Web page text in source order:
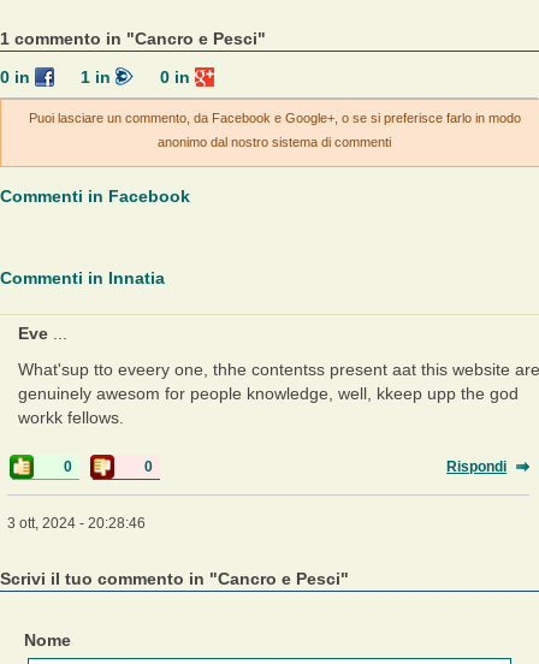
1 commento in "Cancro e Pesci"
0in 1in 0 in
Puoi lasciare un commento, da Facebook e Google+, o se si preferisce farlo in modo
anonimo dal nostro sistema di commenti
Commenti in Facebook
Commenti in Innatia
Eve
What'sup tto eveery one, thhe contentss present aat this website are
genuinely awesom for people knowledge, well, kkeep upp the god
workk fellows.
0 0 Rispondi
3 ott, 2024 - 20:28:46
Scrivi il tuo commento in "Cancro e Pesci"
Nome